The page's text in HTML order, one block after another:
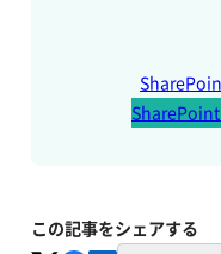
この記事をシェアする